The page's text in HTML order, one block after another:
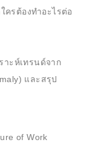
ครต้องทำอะไรต่อ
าะห์เทรนด์จาก
และสรุป
of Work